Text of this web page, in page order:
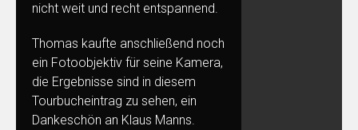
nicht weit und recht entspannend.
Thomas kaufte anschließend noch
ein Fotoobjektiv für seine Kamera,
die Ergebnisse sind in diesem
Tourbucheintrag zu sehen, ein
Dankeschön an Klaus Manns.